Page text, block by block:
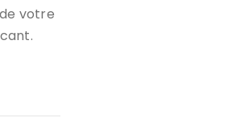
votre